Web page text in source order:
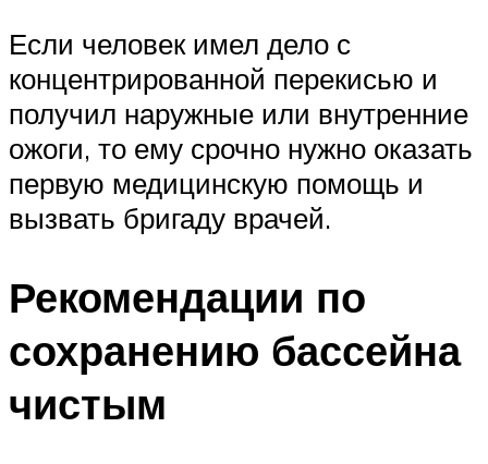
Если человек имел дело с
концентрированной перекисью и
получил наружные или внутренние
ожоги, то ему срочно нужно оказать
первую медицинскую помощь и
вызвать бригаду врачей.
Рекомендации по
сохранению бассейна
чистым